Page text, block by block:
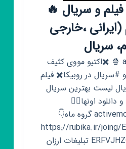
فیلم و سریال 🔥
(ایرانی ،خارجی
سریال
🎥 acтιve movie 🍿 ✖️اکتیو مووی کثیف
#سریال در روبیکا✖️ فیلم
لیست بهترین سریال
دانلود اونها👇🏻
@activemovie_serial گروه ماه👇
https://rubika.ir/joing/
ERFVJHZGWQZRTEIKAY تبلیغات ارزان